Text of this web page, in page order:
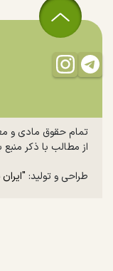
تمام حقوق مادی و
از مطالب با ذکر منبع
طراحی و تولید: